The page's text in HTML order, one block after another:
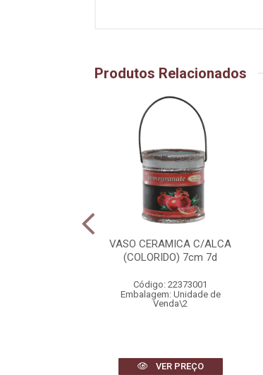
Produtos Relacionados
VASO CERAMICA C/ALCA
(COLORIDO) 7cm 7d
Código: 22373001
Embalagem: Unidade de
Venda\2
VER PREÇO